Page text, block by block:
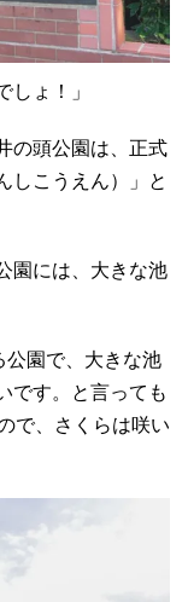
しょ！」
の頭公園は、正式
しこうえん）」と
園には、大きな池
公園で、大きな池
です。と言っても
で、さくらは咲い